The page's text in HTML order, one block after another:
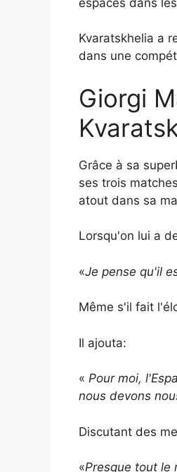
Kvaratskhelia a
dans une
Giorgi
Grâce à sa
ses trois
atout dans sa
Lorsqu'on lui a
«Je pense qu'il
Même s'il fait
Il ajouta:
« Pour moi,
nous devons
Discutant des
«Presque tout le